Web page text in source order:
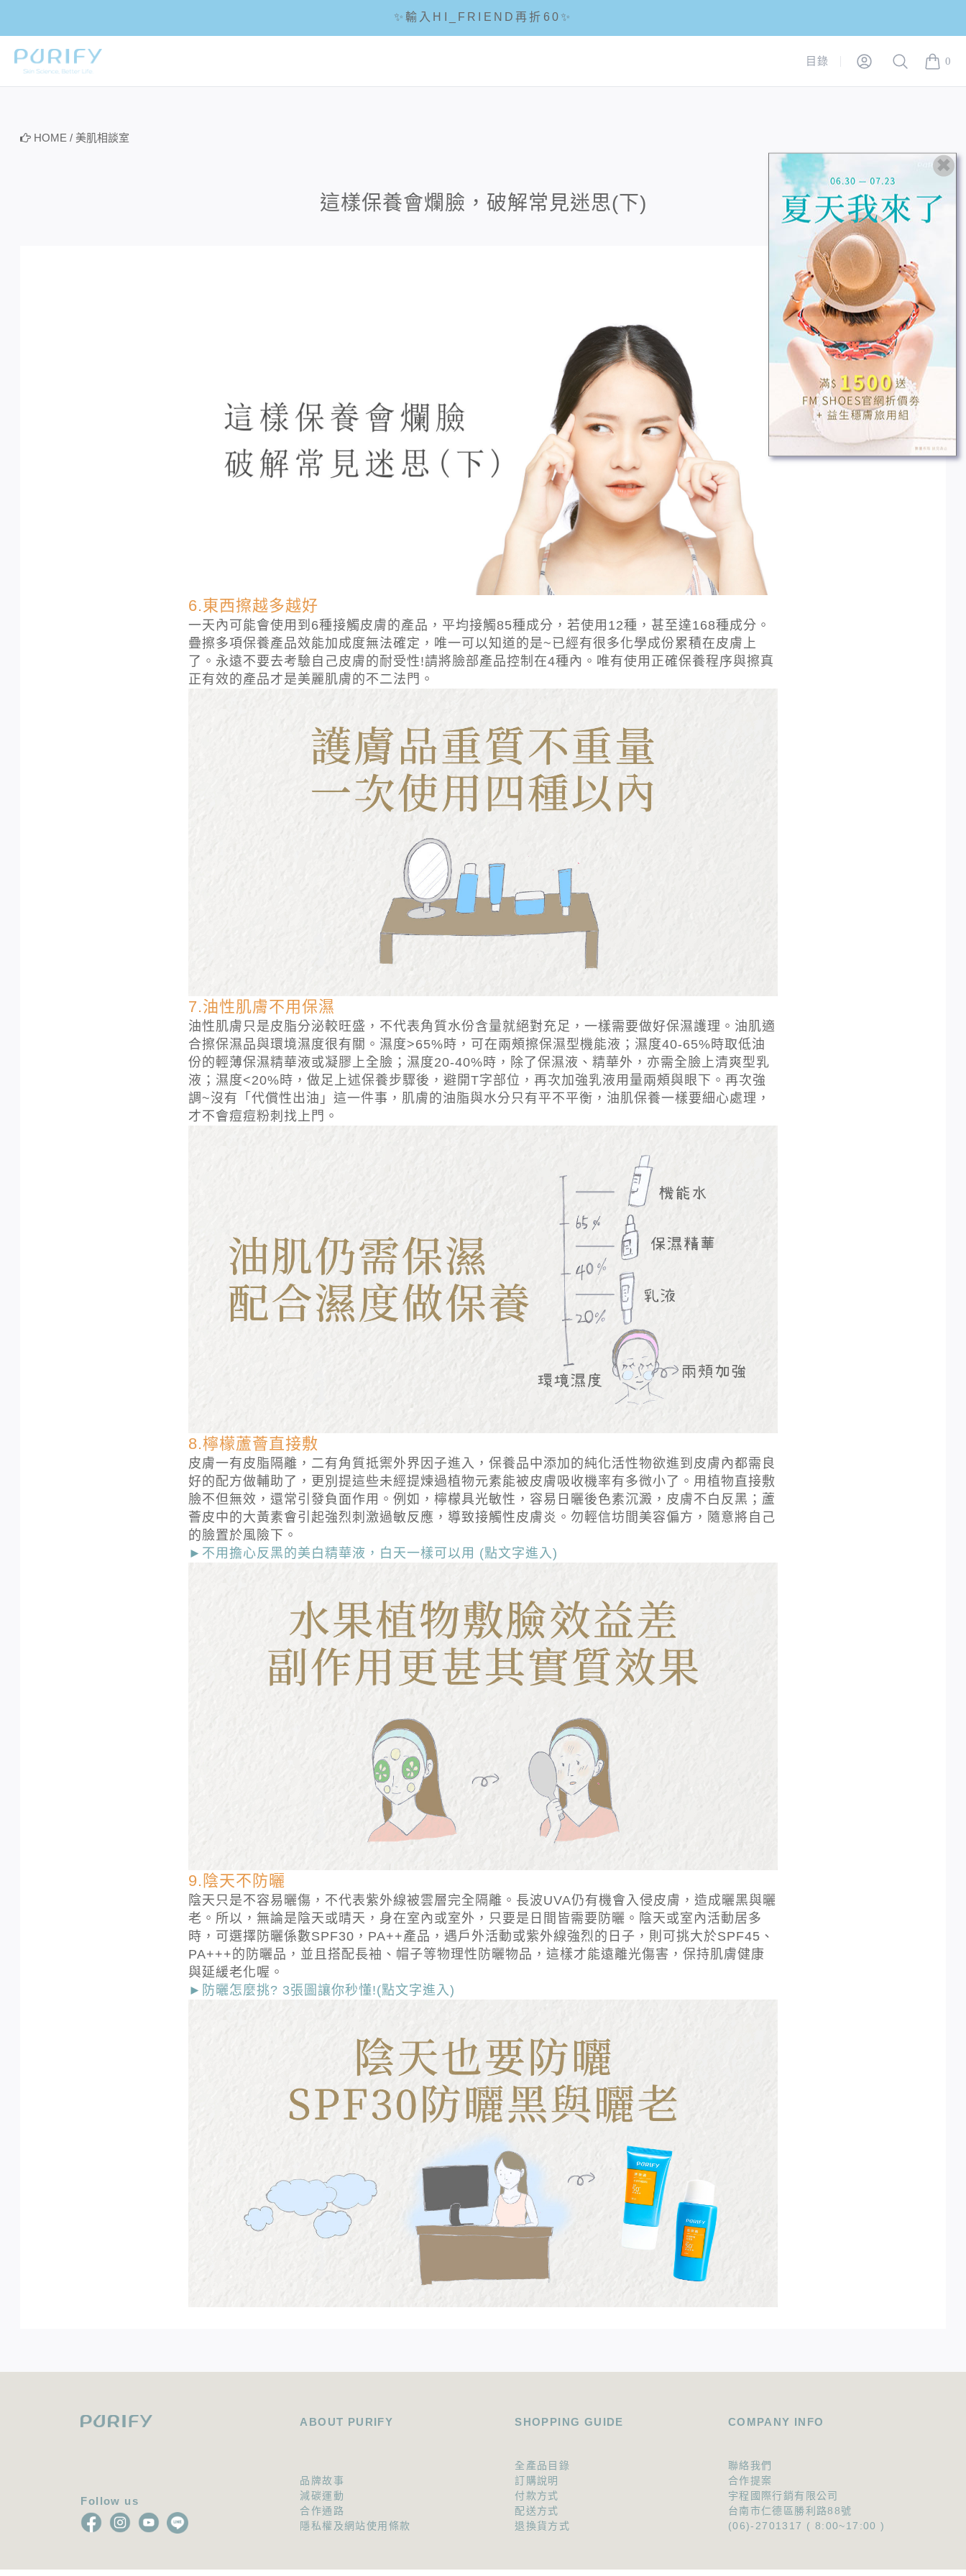
PURIFY 目錄 Login Search 0
items
✨輸入HI_FRIEND再折60✨
🌟全館滿1200免運🌟
HOME /美肌相談室
這樣保養會爛臉，破解常見迷思(下)
6.東西擦越多越好
一天內可能會使用到6種接觸皮膚的產品，平均接觸85種成分，若使用12種，甚至達168種成分。
疊擦多項保養產品效能加成度無法確定，唯一可以知道的是~已經有很多化學成份累積在皮膚上
了。永遠不要去考驗自己皮膚的耐受性!請將臉部產品控制在4種內。唯有使用正確保養程序與擦真
正有效的產品才是美麗肌膚的不二法門。
7.油性肌膚不用保濕
油性肌膚只是皮脂分泌較旺盛，不代表角質水份含量就絕對充足，一樣需要做好保濕護理。油肌適
合擦保濕品與環境濕度很有關。濕度>65%時，可在兩頰擦保濕型機能液；濕度40-65%時取低油
份的輕薄保濕精華液或凝膠上全臉；濕度20-40%時，除了保濕液、精華外，亦需全臉上清爽型乳
液；濕度<20%時，做足上述保養步驟後，避開T字部位，再次加強乳液用量兩頰與眼下。再次強
調~沒有「代償性出油」這一件事，肌膚的油脂與水分只有平不平衡，油肌保養一樣要細心處理，
才不會痘痘粉刺找上門。
8.檸檬蘆薈直接敷
皮膚一有皮脂隔離，二有角質抵禦外界因子進入，保養品中添加的純化活性物欲進到皮膚內都需良
好的配方做輔助了，更別提這些未經提煉過植物元素能被皮膚吸收機率有多微小了。用植物直接敷
臉不但無效，還常引發負面作用。例如，檸檬具光敏性，容易日曬後色素沉澱，皮膚不白反黑；蘆
薈皮中的大黃素會引起強烈刺激過敏反應，導致接觸性皮膚炎。勿輕信坊間美容偏方，隨意將自己
的臉置於風險下。
►不用擔心反黑的美白精華液，白天一樣可以用 (點文字進入)
9.陰天不防曬
陰天只是不容易曬傷，不代表紫外線被雲層完全隔離。長波UVA仍有機會入侵皮膚，造成曬黑與曬
老。所以，無論是陰天或晴天，身在室內或室外，只要是日間皆需要防曬。陰天或室內活動居多
時，可選擇防曬係數SPF30，PA++產品，遇戶外活動或紫外線強烈的日子，則可挑大於SPF45、
PA+++的防曬品，並且搭配長袖、帽子等物理性防曬物品，這樣才能遠離光傷害，保持肌膚健康
與延緩老化喔。
►防曬怎麼挑? 3張圖讓你秒懂!(點文字進入)
Follow us
ABOUT PURIFY
品牌故事
減碳運動
合作通路
隱私權及網站使用條款
SHOPPING GUIDE
全產品目錄
訂購說明
付款方式
配送方式
退換貨方式
COMPANY INFO
聯絡我們
合作提案
宇程國際行銷有限公司
台南市仁德區勝利路88號
(06)-2701317 ( 8:00~17:00 )